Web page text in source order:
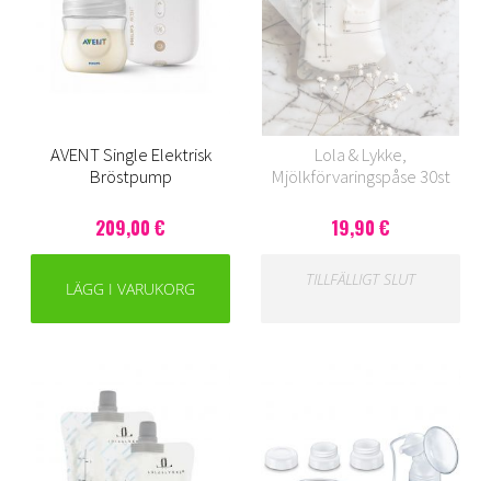
AVENT Single Elektrisk
Bröstpump
209,00 €
LÄGG I VARUKORG
Lola & Lykke,
Mjölkförvaringspåse 30st
19,90 €
TILLFÄLLIGT SLUT